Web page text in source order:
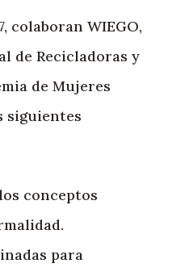
colaboran WIEGO,
de Recicladoras y
de Mujeres
siguientes
conceptos
para